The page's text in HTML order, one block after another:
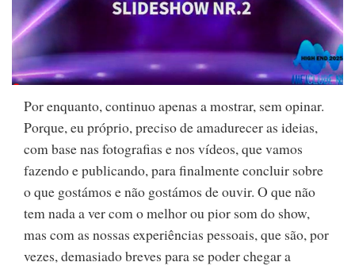
Por enquanto, continuo apenas a mostrar, sem opinar.
Porque, eu próprio, preciso de amadurecer as ideias,
com base nas fotografias e nos vídeos, que vamos
fazendo e publicando, para finalmente concluir sobre
o que gostámos e não gostámos de ouvir. O que não
tem nada a ver com o melhor ou pior som do show,
mas com as nossas experiências pessoais, que são, por
vezes, demasiado breves para se poder chegar a